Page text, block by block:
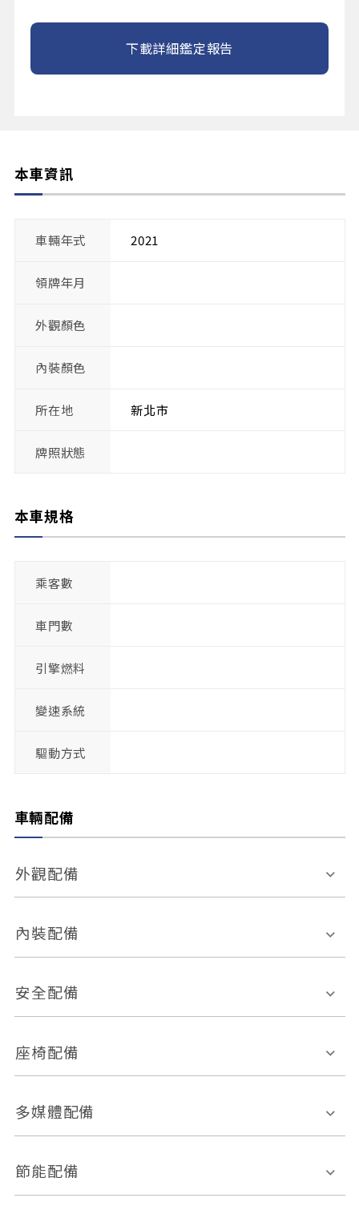
下載詳細鑑定報告
本車資訊
車輛年式 2021
領牌年月
外觀顏色
內裝顏色
所在地 新北市
牌照狀態
本車規格
乘客數
車門數
引擎燃料
變速系統
驅動方式
車輛配備
外觀配備
電動天窗
後視鏡方向指示燈
內裝配備
多功能方向盤
恆溫空調
安全配備
前座正面氣囊
ABS防鎖死
車道偏離警示
自動停車系統 盲點偵測系統
座椅配備
皮椅
多媒體配備
外部音源接入
節能配備